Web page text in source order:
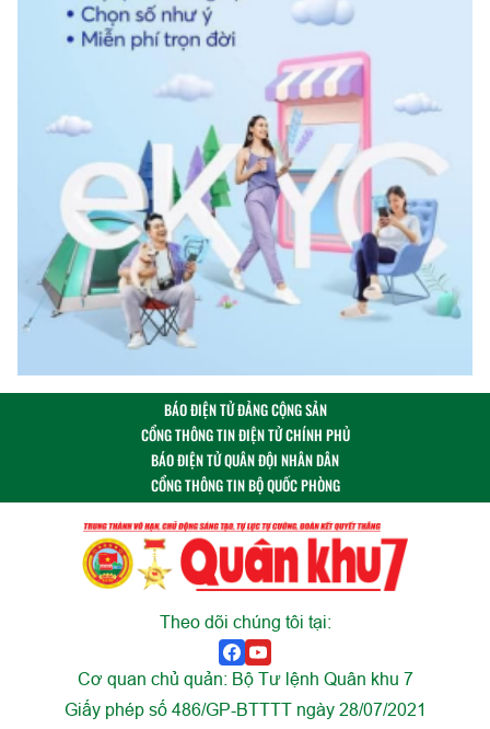
BÁO ĐIỆN TỬ ĐẢNG CỘNG SẢN
CỔNG THÔNG TIN ĐIỆN TỬ CHÍNH PHỦ
BÁO ĐIỆN TỬ QUÂN ĐỘI NHÂN DÂN
CỔNG THÔNG TIN BỘ QUỐC PHÒNG
Theo dõi chúng tôi tại:
Cơ quan chủ quản: Bộ Tư lệnh Quân khu 7
Giấy phép số 486/GP-BTTTT ngày 28/07/2021